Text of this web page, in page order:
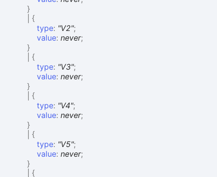
}
{
type: "V2";
value: never;
}
{
type: "V3";
value: never;
}
{
type: "V4";
value: never;
}
{
type: "V5";
value: never;
}
{